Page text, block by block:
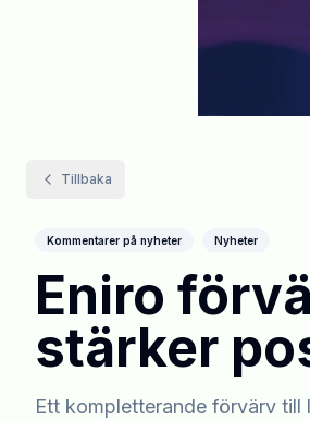
Tillbaka
Kommentarer på nyheter Nyheter
Eniro
stärker
Ett kompletterande förvärv till